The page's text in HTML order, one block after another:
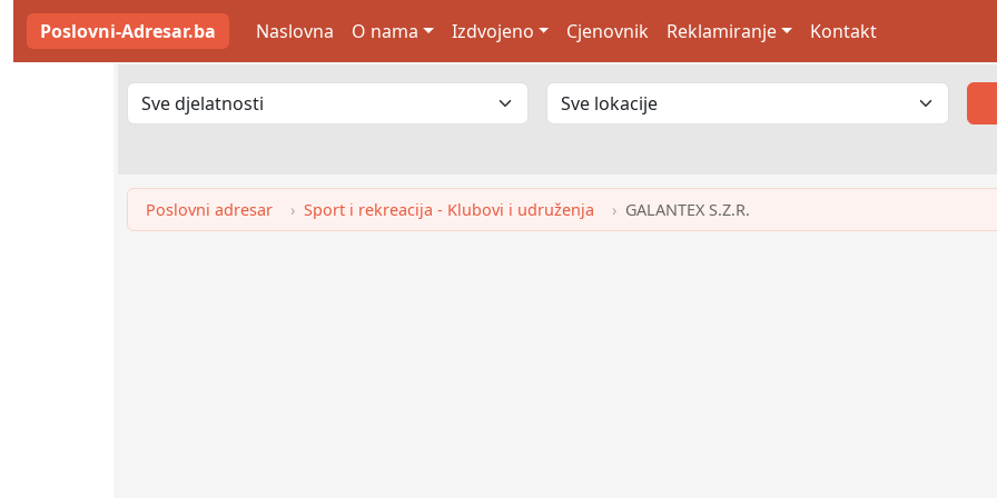
Poslovni-Adresar.ba Naslovna O nama Izdvojeno Cjenovnik Reklamiranje Kontakt
Poslovni adresar Sport i rekreacija - Klubovi i udruženja GALANTEX S.Z.R.